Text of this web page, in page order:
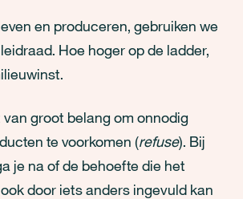
en produceren, gebruiken we
Hoe hoger op de ladder,
groot belang om onnodig
te voorkomen (refuse). Bij
je na of de behoefte die het
door iets anders ingevuld kan